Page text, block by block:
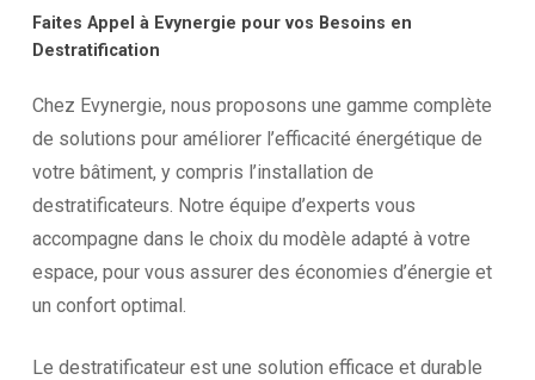
Faites Appel à Evynergie pour vos Besoins en
Destratification
Chez Evynergie, nous proposons une gamme complète
de solutions pour améliorer l’efficacité énergétique de
votre bâtiment, y compris l’installation de
destratificateurs. Notre équipe d’experts vous
accompagne dans le choix du modèle adapté à votre
espace, pour vous assurer des économies d’énergie et
un confort optimal.
Le destratificateur est une solution efficace et durable